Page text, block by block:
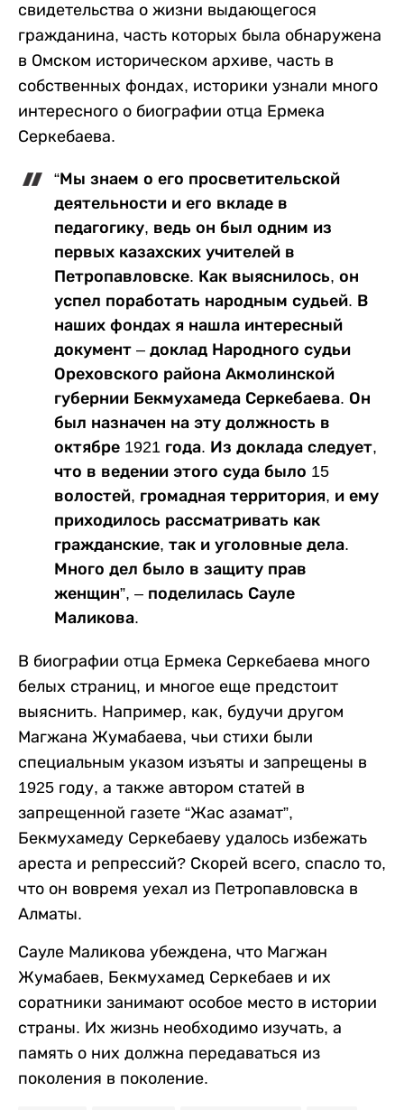
свидетельства о жизни выдающегося
гражданина, часть которых была обнаружена
в Омском историческом архиве, часть в
собственных фондах, историки узнали много
интересного о биографии отца Ермека
Серкебаева.
“Мы знаем о его просветительской
деятельности и его вкладе в
педагогику, ведь он был одним из
первых казахских учителей в
Петропавловске. Как выяснилось, он
успел поработать народным судьей. В
наших фондах я нашла интересный
документ – доклад Народного судьи
Ореховского района Акмолинской
губернии Бекмухамеда Серкебаева. Он
был назначен на эту должность в
октябре 1921 года. Из доклада следует,
что в ведении этого суда было 15
волостей, громадная территория, и ему
приходилось рассматривать как
гражданские, так и уголовные дела.
Много дел было в защиту прав
женщин”, – поделилась Сауле
Маликова.
В биографии отца Ермека Серкебаева много
белых страниц, и многое еще предстоит
выяснить. Например, как, будучи другом
Магжана Жумабаева, чьи стихи были
специальным указом изъяты и запрещены в
1925 году, а также автором статей в
запрещенной газете “Жас азамат”,
Бекмухамеду Серкебаеву удалось избежать
ареста и репрессий? Скорей всего, спасло то,
что он вовремя уехал из Петропавловска в
Алматы.
Сауле Маликова убеждена, что Магжан
Жумабаев, Бекмухамед Серкебаев и их
соратники занимают особое место в истории
страны. Их жизнь необходимо изучать, а
память о них должна передаваться из
поколения в поколение.